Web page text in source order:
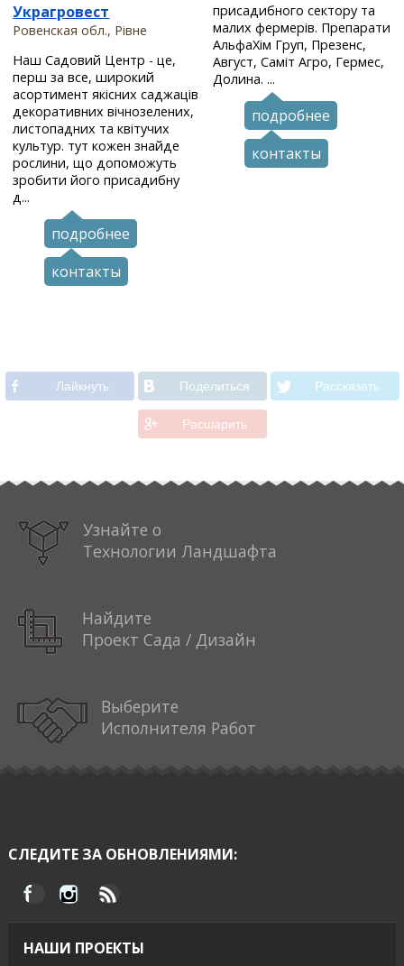
Украгровест
Ровенская обл., Рівне
Наш Садовий Центр - це,
перш за все, широкий
асортимент якісних саджаців
декоративних вічнозелених,
листопадних та квітучих
культур. тут кожен знайде
рослини, що допоможуть
зробити його присадибну
д...
подробнее
контакты
присадибного сектору та
малих фермерів. Препарати
АльфаХім Груп, Презенс,
Август, Саміт Агро, Гермес,
Долина. ...
подробнее
контакты
Лайкнуть Поделиться Рассказать
Расшарить
Узнайте о
Технологии Ландшафта
Найдите
Проект Сада / Дизайн
Выберите
Исполнителя Работ
СЛЕДИТЕ ЗА ОБНОВЛЕНИЯМИ:
НАШИ ПРОЕКТЫ